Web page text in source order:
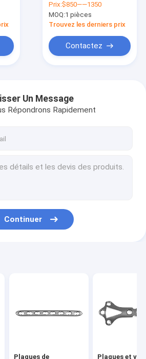
chirurgical standard
Matériau en acier
inoxydable
Prix:$850——1350
MOQ:1 pièces
Trouvez les derniers prix
Contactez
Un Message
Répondrons Rapidement
Continuer
Plaques de Plaques et vis